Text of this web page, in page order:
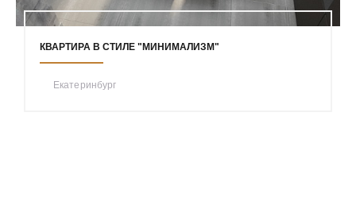
КВАРТИРА В СТИЛЕ "МИНИМАЛИЗМ"
Екатеринбург